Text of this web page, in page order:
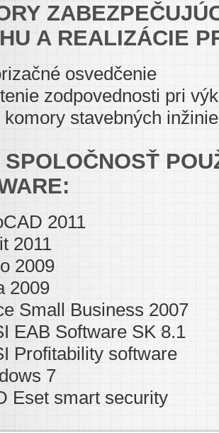
A REALIZÁCIE
osvedčenie
zodpovednosti pri
komory stavebných
SPOLOČNOSŤ
2011
2011
2009
2009
Small Business 2007
EAB Software SK 8.1
Profitability software
7
Eset smart security